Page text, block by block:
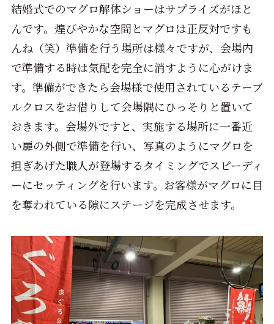
結婚式でのマグロ解体ショーはサプライズがほと
んです。煌びやかな空間とマグロは正反対ですも
んね（笑）準備を行う場所は様々ですが、会場内
で準備する時は気配を完全に消すように心がけま
す。準備ができたら会場様で使用されているテーブ
ルクロスをお借りして会場隅にひっそりと置いて
おきます。会場外ですと、実施する場所に一番近
い扉の外側で準備を行い、写真のようにマグロを
担ぎあげた職人が登場するタイミングでスピーディ
ーにセッティングを行います。お客様がマグロに目
を奪われている隙にステージを完成させます。